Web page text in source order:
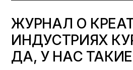
ЖУРНАЛ О
ИНДУСТРИЯХ
ДА, У НАС